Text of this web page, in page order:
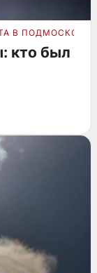
В ПОДМОСКОВЬЕ
кто был